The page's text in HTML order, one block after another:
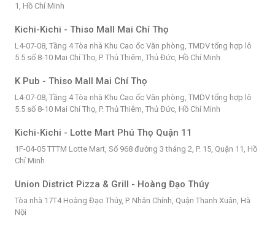
1, Hồ Chí Minh
Kichi-Kichi - Thiso Mall Mai Chí Thọ
L4-07-08, Tầng 4 Tòa nhà Khu Cao ốc Văn phòng, TMDV tổng hợp lô
5.5 số 8-10 Mai Chí Thọ, P. Thủ Thiêm, Thủ Đức, Hồ Chí Minh
K Pub - Thiso Mall Mai Chí Thọ
L4-07-08, Tầng 4 Tòa nhà Khu Cao ốc Văn phòng, TMDV tổng hợp lô
5.5 số 8-10 Mai Chí Thọ, P. Thủ Thiêm, Thủ Đức, Hồ Chí Minh
Kichi-Kichi - Lotte Mart Phú Thọ Quận 11
1F-04-05 TTTM Lotte Mart, Số 968 đường 3 tháng 2, P. 15, Quận 11, Hồ
Chí Minh
Union District Pizza & Grill - Hoàng Đạo Thúy
Tòa nhà 17T4 Hoàng Đạo Thúy, P. Nhân Chính, Quận Thanh Xuân, Hà
Nội